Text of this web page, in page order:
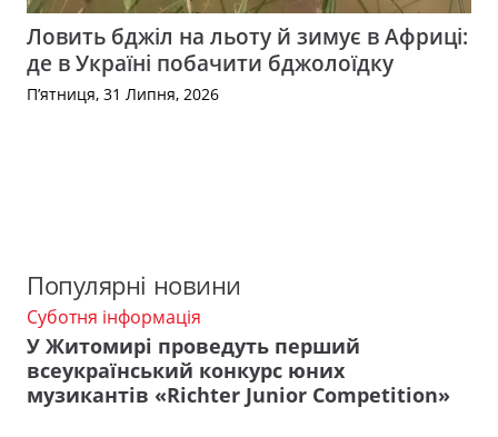
Ловить бджіл на льоту й зимує в Африці:
де в Україні побачити бджолоїдку
П’ятниця, 31 Липня, 2026
Популярні новини
Суботня інформація
У Житомирі проведуть перший
всеукраїнський конкурс юних
музикантів «Richter Junior Competition»